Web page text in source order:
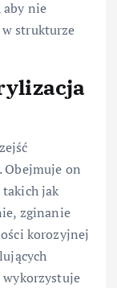
aby nie
strukturze
Obejmuje on
takich jak
zginanie
korozyjnej
wykorzystuje